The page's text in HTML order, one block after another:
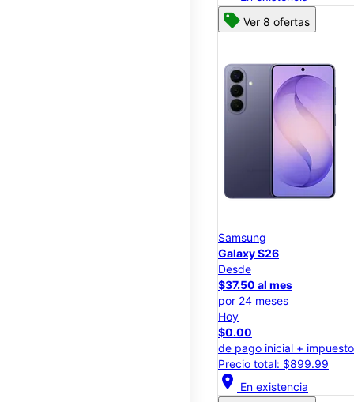
Ver 8 ofertas
Samsung
Galaxy S26
Desde
$37.50 al mes
por 24 meses
Hoy
$0.00
de pago inicial +
Precio total: $899.99
location_on En existencia